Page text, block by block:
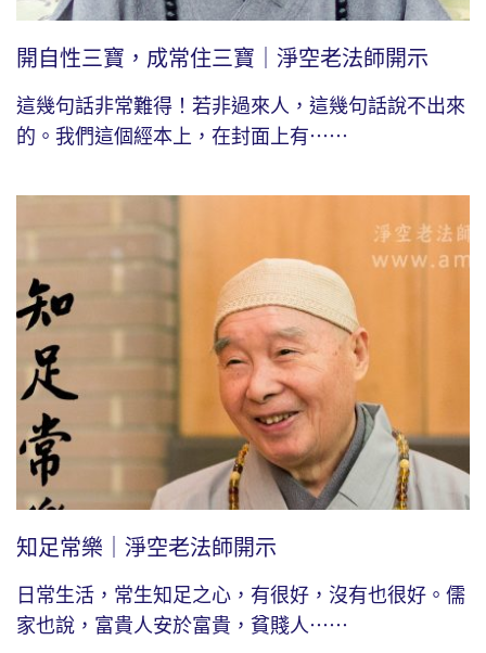
開自性三寶，成常住三寶｜淨空老法師開示
這幾句話非常難得！若非過來人，這幾句話說不出來
的。我們這個經本上，在封面上有⋯⋯
知足常樂｜淨空老法師開示
日常生活，常生知足之心，有很好，沒有也很好。儒
家也說，富貴人安於富貴，貧賤人⋯⋯